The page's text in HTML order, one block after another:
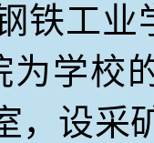
铁工
为学校
，设采